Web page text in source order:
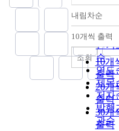
정확
순
인기
순
연도
제목
저자
발행
관순
내림차순
내림
10개씩 출력
10개
출력
20개
출력
30개
출력
조회